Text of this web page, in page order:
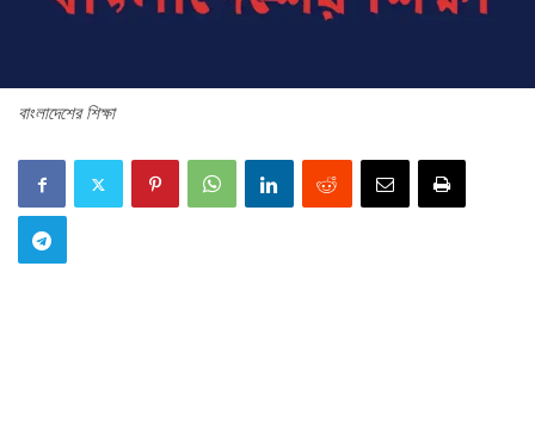
বাংলাদেশের শিক্ষা